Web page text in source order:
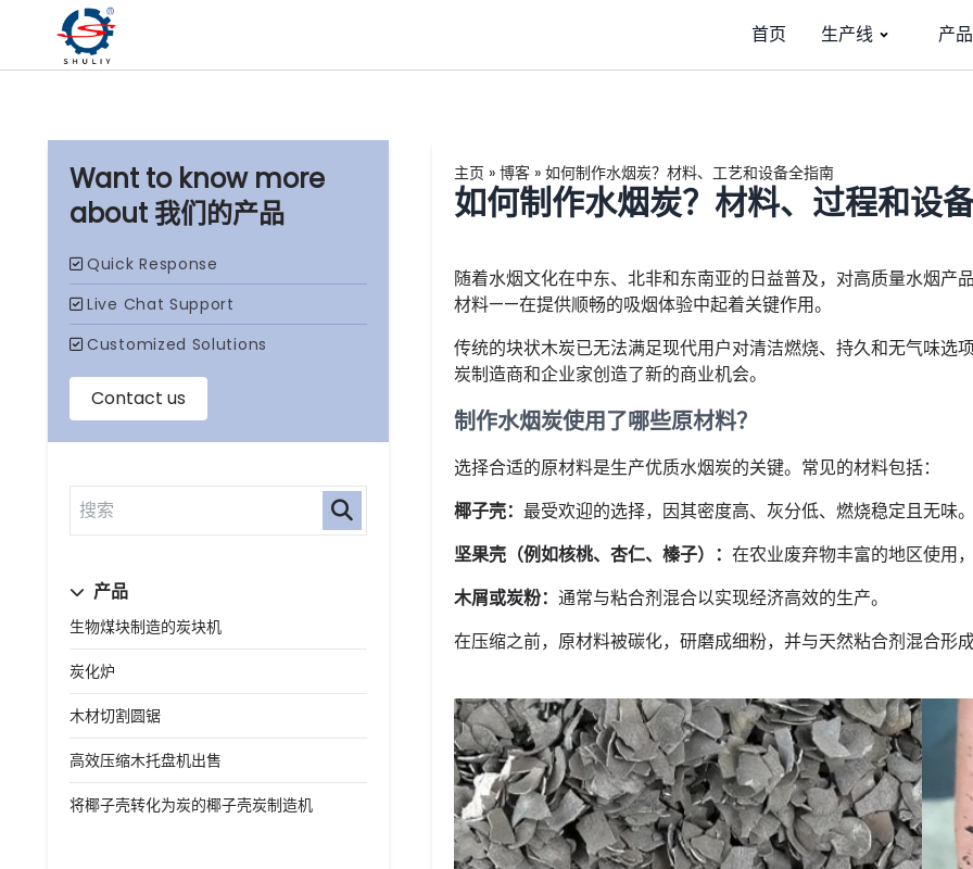
首页 生产线 产品
我们的产品
产品
生物煤块制造的炭块机
炭化炉
木材切割圆锯
高效压缩木托盘机出售
将椰子壳转化为炭的椰子壳炭制造机
主页 » 博客 » 如何制作水烟炭？材料、工艺和设备全指南
如何制作水烟炭？材料、过程和设
随着水烟文化在中东、北非和东南亚的日益普及，对高质量水烟
材料——在提供顺畅的吸烟体验中起着关键作用。
传统的块状木炭已无法满足现代用户对清洁燃烧、持久和无气味选
炭制造商和企业家创造了新的商业机会。
制作水烟炭使用了哪些原材料？
选择合适的原材料是生产优质水烟炭的关键。常见的材料包括：
椰子壳： 最受欢迎的选择，因其密度高、灰分低、燃烧稳定且无味
坚果壳（例如核桃、杏仁、榛子）： 在农业废弃物丰富的地区使用
木屑或炭粉： 通常与粘合剂混合以实现经济高效的生产。
在压缩之前，原材料被碳化，研磨成细粉，并与天然粘合剂混合形